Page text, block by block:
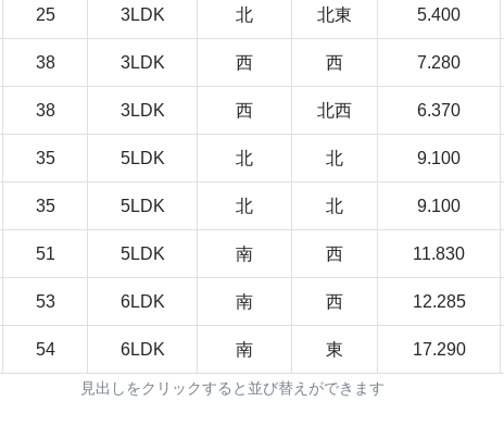
25 3LDK 北 北東 5.400
38 3LDK 西 西 7.280
38 3LDK 西 北西 6.370
35 5LDK 北 北 9.100
35 5LDK 北 北 9.100
51 5LDK 南 西 11.830
53 6LDK 南 西 12.285
54 6LDK 南 東 17.290
見出しをクリックすると並び替えができます